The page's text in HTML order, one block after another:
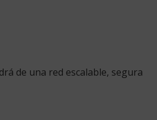
de una red escalable, segura